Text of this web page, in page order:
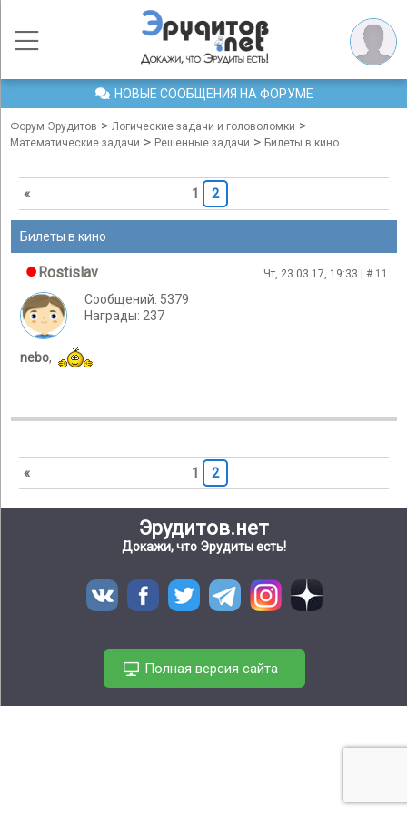
НОВЫЕ СООБЩЕНИЯ НА ФОРУМЕ
Форум Эрудитов > Логические задачи и головоломки >
Математические задачи > Решенные задачи > Билеты в кино
« 1 2
Билеты в кино
Rostislav Чт, 23.03.17, 19:33 | # 11
Сообщений: 5379
Награды: 237
nebo,
« 1 2
Эрудитов.нет
Докажи, что Эрудиты есть!
Полная версия сайта